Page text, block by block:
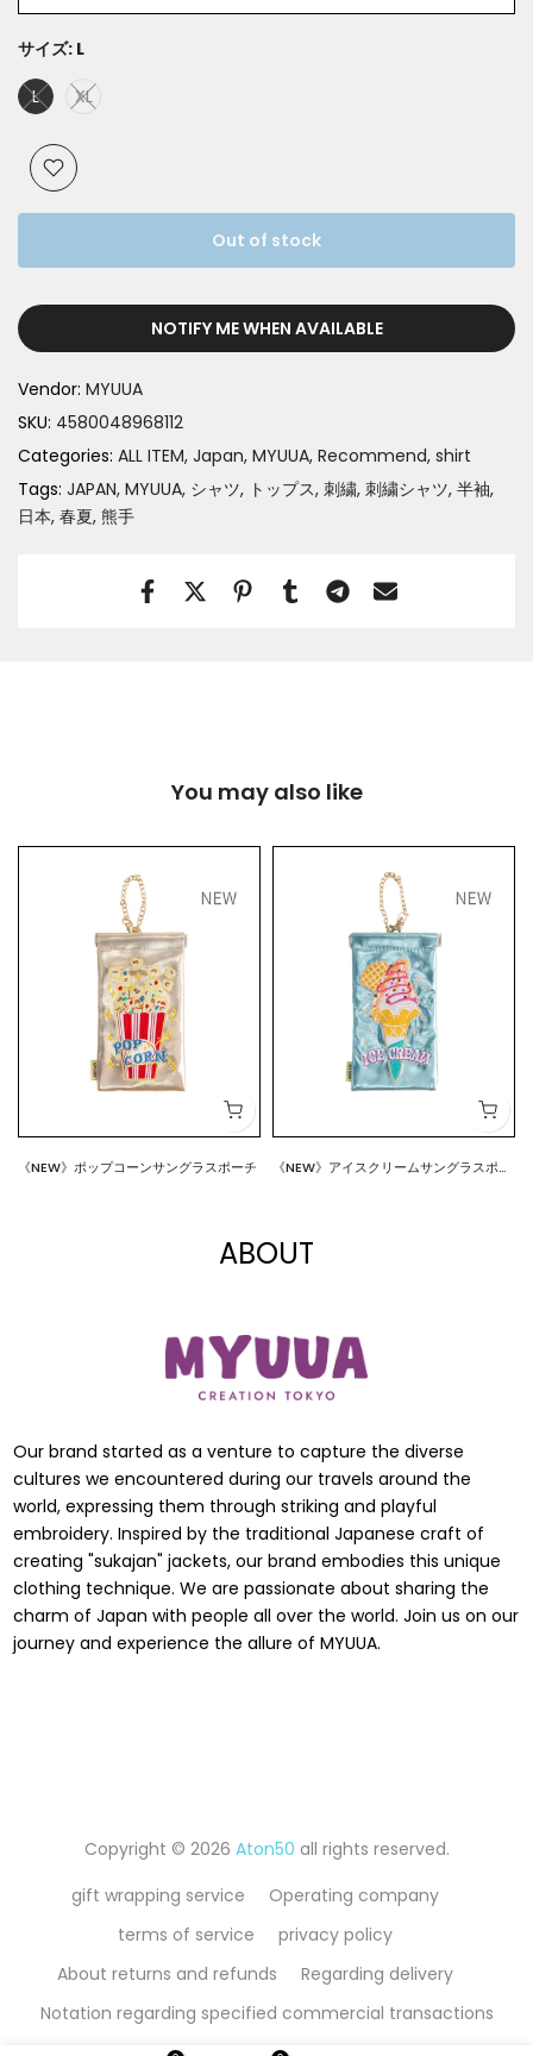
サイズ: L
L
XL
Out of stock
NOTIFY ME WHEN AVAILABLE
Vendor: MYUUA
SKU: 4580048968112
Categories: ALL ITEM Japan MYUUA Recommend shirt
Tags: JAPAN MYUUA シャツ トップス 刺繍 刺繍シャツ 半袖
日本 春夏 熊手
You may also like
《NEW》ポップコーンサングラスポーチ
《NEW》アイスクリームサングラスポー
ABOUT
Our brand started as a venture to capture the diverse
cultures we encountered during our travels around the
world, expressing them through striking and playful
embroidery. Inspired by the traditional Japanese craft of
creating "sukajan" jackets, our brand embodies this unique
clothing technique. We are passionate about sharing the
charm of Japan with people all over the world. Join us on our
journey and experience the allure of MYUUA.
Copyright © 2026 Aton50 all rights reserved.
gift wrapping service
Operating company
terms of service
privacy policy
About returns and refunds
Regarding delivery
Notation regarding specified commercial transactions